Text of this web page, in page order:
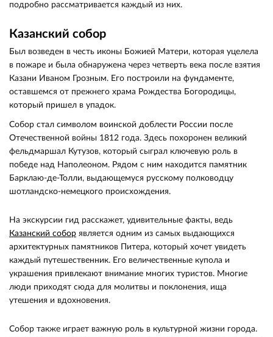
подробно рассматривается каждый из них.
Казанский собор
Был возведен в честь иконы Божией Матери, которая уцелела
в пожаре и была обнаружена через четверть века после взятия
Казани Иваном Грозным. Его построили на фундаменте,
оставшемся от прежнего храма Рождества Богородицы,
который пришел в упадок.
Собор стал символом воинской доблести России после
Отечественной войны 1812 года. Здесь похоронен великий
фельдмаршал Кутузов, который сыграл ключевую роль в
победе над Наполеоном. Рядом с ним находится памятник
Барклаю-де-Толли, выдающемуся русскому полководцу
шотландско-немецкого происхождения.
На экскурсии гид расскажет, удивительные факты, ведь
Казанский собор является одним из самых выдающихся
архитектурных памятников Питера, который хочет увидеть
каждый путешественник. Его величественные купола и
украшения привлекают внимание многих туристов. Многие
люди приходят сюда для молитвы и поклонения, ища
утешения и вдохновения.
Собор также играет важную роль в культурной жизни города.